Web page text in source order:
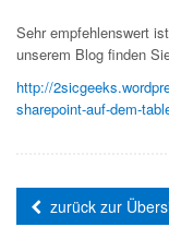
Sehr empfehlenswert
unserem Blog finden
http://
sharepoint-auf-dem-
zurück zur